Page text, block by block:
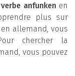
anfunken en
plus sur
allemand, vous
chercher la
vous pouvez